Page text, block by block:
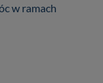
w ramach